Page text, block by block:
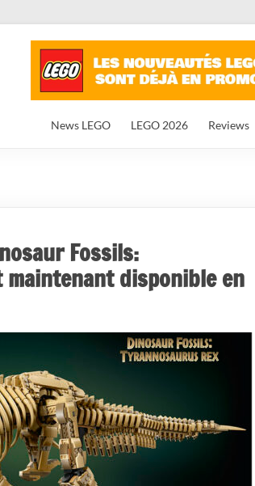
News LEGO LEGO 2026 Reviews
Fossils:
disponible en